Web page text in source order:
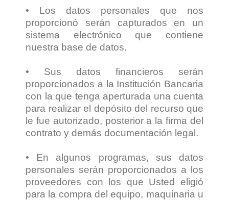
• Los datos personales que nos
proporcionó serán capturados en un
sistema electrónico que contiene
nuestra base de datos.
• Sus datos financieros serán
proporcionados a la Institución Bancaria
con la que tenga aperturada una cuenta
para realizar el depósito del recurso que
le fue autorizado, posterior a la firma del
contrato y demás documentación legal.
• En algunos programas, sus datos
personales serán proporcionados a los
proveedores con los que Usted eligió
para la compra del equipo, maquinaria u